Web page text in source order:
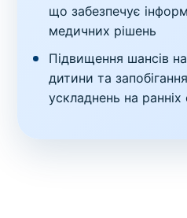
що забезпечує
медичних рішень
Підвищення шансів
дитини та
ускладнень на ранніх